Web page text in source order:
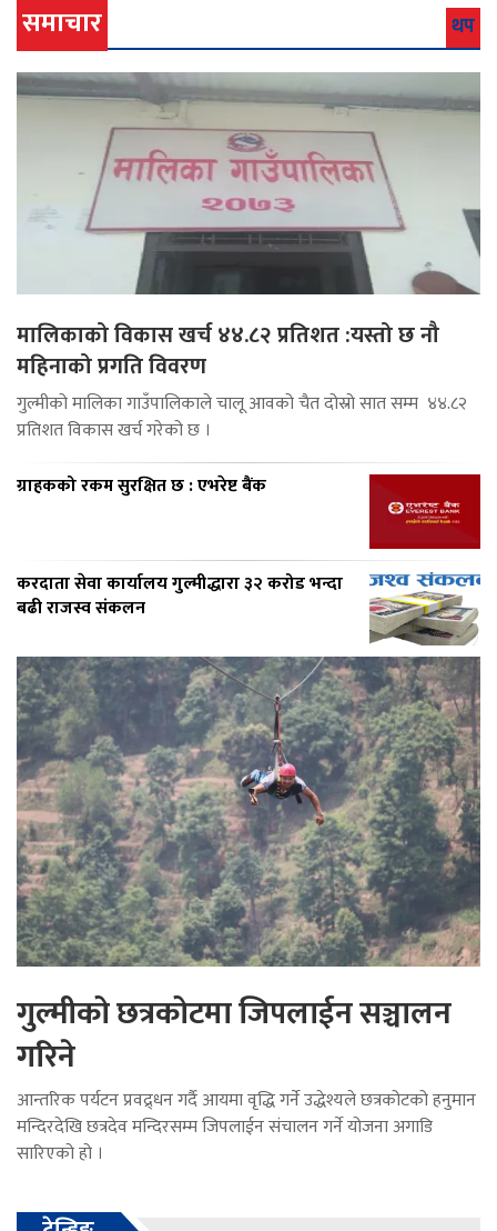
समाचार थप
मालिकाको विकास खर्च ४४.८२ प्रतिशत :यस्तो छ नौ
महिनाको प्रगति विवरण
गुल्मीको मालिका गाउँपालिकाले चालू आवको चैत दोस्रो सात सम्म ४४.८२
प्रतिशत विकास खर्च गरेको छ ।
ग्राहकको रकम सुरक्षित छ : एभरेष्ट बैंक
करदाता सेवा कार्यालय गुल्मीद्धारा ३२ करोड भन्दा
बढी राजस्व संकलन
गुल्मीको छत्रकोटमा जिपलाईन सञ्चालन
गरिने
आन्तरिक पर्यटन प्रवद्र्धन गर्दै आयमा वृद्धि गर्ने उद्धेश्यले छत्रकोटको हनुमान
मन्दिरदेखि छत्रदेव मन्दिरसम्म जिपलाईन संचालन गर्ने योजना अगाडि
सारिएको हो ।